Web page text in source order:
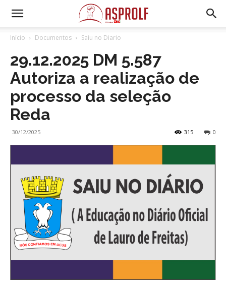
Início Documentos Saiu no Diario
29.12.2025 DM 5.587
Autoriza a realização de
processo da seleção
Reda
30/12/2025 0
315